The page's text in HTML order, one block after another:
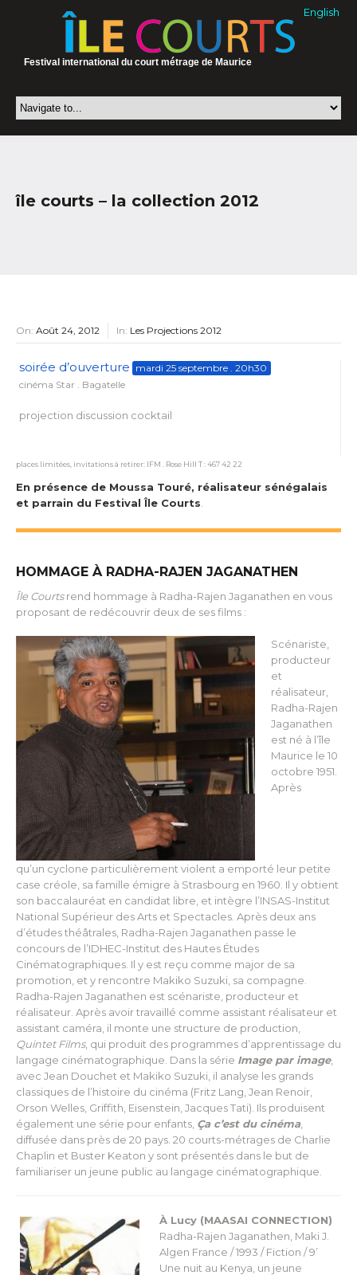
English
Festival international du court métrage de Maurice
île courts – la collection 2012
On: Août 24, 2012 In: Les Projections 2012
soirée d’ouverture mardi 25 septembre . 20h30
cinéma Star . Bagatelle
projection discussion cocktail
places limitées, invitations á retirer: IFM . Rose Hill T : 467 42 22
En présence de Moussa Touré, réalisateur sénégalais
et parrain du Festival Île Courts
HOMMAGE À RADHA-RAJEN JAGANATHEN
Île Courtsrend hommage à Radha-Rajen Jaganathen en vous
proposant de redécouvrir deux de ses films :
Scénariste,
producteur
et
réalisateur,
Radha-Rajen
Jaganathen
est né à l’île
Maurice le 10
octobre 1951.
Après
qu’un cyclone particulièrement violent a emporté leur petite
case créole, sa famille émigre à Strasbourg en 1960. Il y obtient
son baccalauréat en candidat libre, et intègre l’INSAS-Institut
National Supérieur des Arts et Spectacles. Après deux ans
d’études théâtrales, Radha-Rajen Jaganathen passe le
concours de l’IDHEC-Institut des Hautes Études
Cinématographiques. Il y est reçu comme major de sa
promotion, et y rencontre Makiko Suzuki, sa compagne.
Radha-Rajen Jaganathen est scénariste, producteur et
réalisateur. Après avoir travaillé comme assistant réalisateur et
assistant caméra, il monte une structure de production,
Quintet Films, qui produit des programmes d’apprentissage du
langage cinématographique. Dans la série Image par image,
avec Jean Douchet et Makiko Suzuki, il analyse les grands
classiques de l’histoire du cinéma (Fritz Lang, Jean Renoir,
Orson Welles, Griffith, Eisenstein, Jacques Tati). Ils produisent
également une série pour enfants, Ça c’est du cinéma,
diffusée dans près de 20 pays. 20 courts-métrages de Charlie
Chaplin et Buster Keaton y sont présentés dans le but de
familiariser un jeune public au langage cinématographique.
À Lucy (MAASAI CONNECTION)
Radha-Rajen Jaganathen, Maki J.
Algen France / 1993 / Fiction / 9’
Une nuit au Kenya, un jeune